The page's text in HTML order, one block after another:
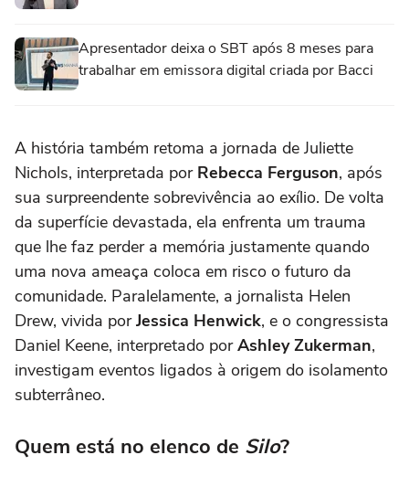
Apresentador deixa o SBT após 8 meses para
trabalhar em emissora digital criada por Bacci
A história também retoma a jornada de Juliette
Nichols, interpretada por Rebecca Ferguson, após
sua surpreendente sobrevivência ao exílio. De volta
da superfície devastada, ela enfrenta um trauma
que lhe faz perder a memória justamente quando
uma nova ameaça coloca em risco o futuro da
comunidade. Paralelamente, a jornalista Helen
Drew, vivida porJessica Henwick, e o congressista
Daniel Keene, interpretado porAshley Zukerman,
investigam eventos ligados à origem do isolamento
subterrâneo.
Quem está no elenco de Silo?